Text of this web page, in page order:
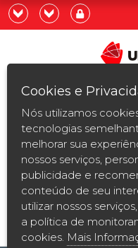
Pós-
2ª
Já
Quero
BOLSAS
ENTRE
Cookies e
Nós utilizamos
tecnologias
melhorar sua
nossos serviços,
publicidade e
conteúdo de seu
utilizar nossos
a política de
cookies. Mais